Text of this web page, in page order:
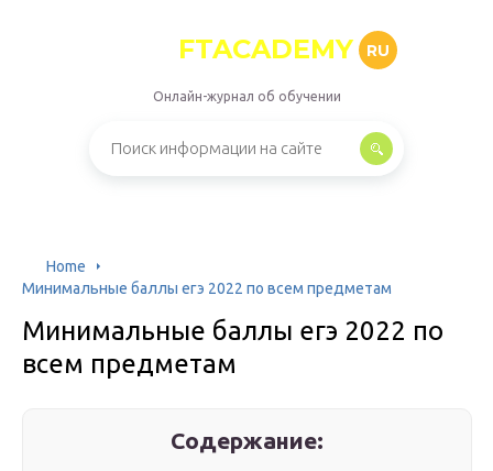
FTACADEMY RU
Онлайн-журнал об обучении
Home
Минимальные баллы егэ 2022 по всем предметам
Минимальные баллы егэ 2022 по
всем предметам
Содержание: